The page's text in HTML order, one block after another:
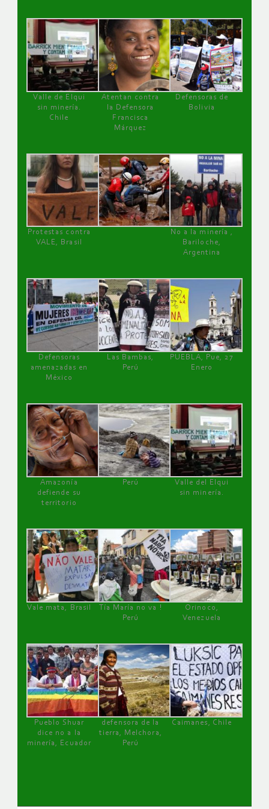
Valle de Elqui
sin minería.
Chile
Atentan contra
la Defensora
Francisca
Márquez
Defensoras de
Bolivia
Protestas contra
VALE, Brasil
No a la minería ,
Bariloche,
Argentina
Defensoras
amenazadas en
México
Las Bambas,
Perú
PUEBLA, Pue, 27
Enero
Amazonía
defiende su
territorio
Perú
Valle del Elqui
sin minería.
Vale mata, Brasil
Tía María no va !
Perú
Orinoco,
Venezuela
Pueblo Shuar
dice no a la
minería, Ecuador
defensora de la
tierra, Melchora,
Perú
Caimanes, Chile